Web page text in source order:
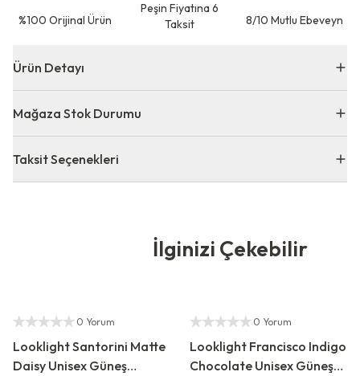
⁠%100 Orijinal Ürün
Peşin Fiyatına 6
Taksit
8/10 Mutlu Ebeveyn
Ürün Detayı
Mağaza Stok Durumu
Taksit Seçenekleri
İlginizi Çekebilir
0 Yorum
Looklight Santorini Matte
Daisy Unisex Güneş
0 Yorum
Looklight Francisco Indigo
Chocolate Unisex Güneş